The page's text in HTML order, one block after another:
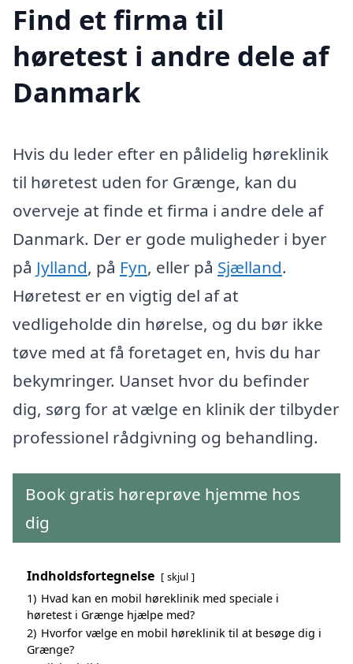
Find et firma til
høretest i andre dele af
Danmark
Hvis du leder efter en pålidelig høreklinik
til høretest uden for Grænge, kan du
overveje at finde et firma i andre dele af
Danmark. Der er gode muligheder i byer
på Jylland, på Fyn, eller på Sjælland.
Høretest er en vigtig del af at
vedligeholde din hørelse, og du bør ikke
tøve med at få foretaget en, hvis du har
bekymringer. Uanset hvor du befinder
dig, sørg for at vælge en klinik der tilbyder
professionel rådgivning og behandling.
Book gratis høreprøve hjemme hos
dig
Indholdsfortegnelse skjul
1) Hvad kan en mobil høreklinik med speciale i
høretest i Grænge hjælpe med?
2) Hvorfor vælge en mobil høreklinik til at besøge dig i
Grænge?